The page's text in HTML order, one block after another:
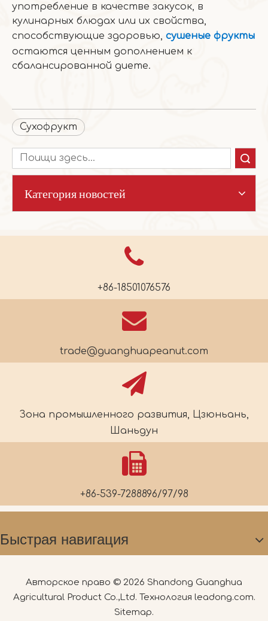
употребление в качестве закусок, в
кулинарных блюдах или их свойства,
способствующие здоровью, сушеные фрукты
остаются ценным дополнением к
сбалансированной диете.
Сухофрукт
Категория новостей
+86-18501076576
trade@guanghuapeanut.com
Зона промышленного развития, Цзюньань,
Шаньдун
+86-539-7288896/97/98
Быстрая навигация
Авторское право © 2026 Shandong Guanghua
Agricultural Product Co.,Ltd. Технология leadong.com.
Sitemap.